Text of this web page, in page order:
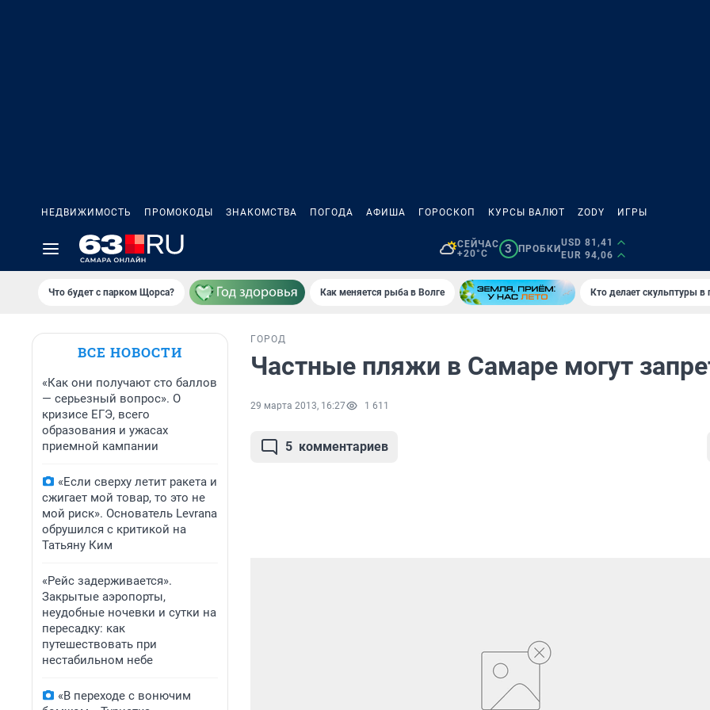
НЕДВИЖИМОСТЬ ПРОМОКОДЫ ЗНАКОМСТВА ПОГОДА АФИША ГОРОСКОП КУРСЫ ВАЛЮТ ZODY ИГРЫ
СЕЙЧАС
+20°C
3 ПРОБКИ
USD 81,41
EUR 94,06
Что будет с парком Щорса? Как меняется рыба в Волге Кто делает скульптуры в
ВСЕ НОВОСТИ
«Как они получают сто баллов
— серьезный вопрос». О
кризисе ЕГЭ, всего
образования и ужасах
приемной кампании
«Если сверху летит ракета и
сжигает мой товар, то это не
мой риск». Основатель Levrana
обрушился с критикой на
Татьяну Ким
«Рейс задерживается».
Закрытые аэропорты,
неудобные ночевки и сутки на
пересадку: как
путешествовать при
нестабильном небе
«В переходе с вонючим
ГОРОД
Частные пляжи в Самаре могут
29 марта 2013, 16:27 1 611
5 комментариев